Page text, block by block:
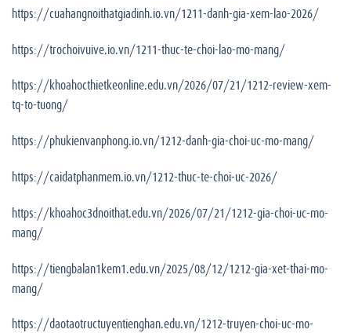
https://cuahangnoithatgiadinh.io.vn/1211-danh-gia-xem-lao-2026/
https://trochoivuive.io.vn/1211-thuc-te-choi-lao-mo-mang/
https://khoahocthietkeonline.edu.vn/2026/07/21/1212-review-xem-
tq-to-tuong/
https://phukienvanphong.io.vn/1212-danh-gia-choi-uc-mo-mang/
https://caidatphanmem.io.vn/1212-thuc-te-choi-uc-2026/
https://khoahoc3dnoithat.edu.vn/2026/07/21/1212-gia-choi-uc-mo-
mang/
https://tiengbalan1kem1.edu.vn/2025/08/12/1212-gia-xet-thai-mo-
mang/
https://daotaotructuyentienghan.edu.vn/1212-truyen-choi-uc-mo-